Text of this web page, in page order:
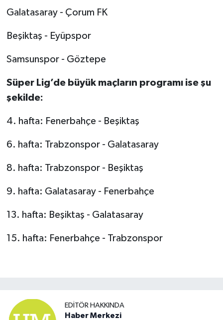
Galatasaray - Çorum FK
Beşiktaş - Eyüpspor
Samsunspor - Göztepe
Süper Lig’de büyük maçların programı ise şu
şekilde:
4. hafta: Fenerbahçe - Beşiktaş
6. hafta: Trabzonspor - Galatasaray
8. hafta: Trabzonspor - Beşiktaş
9. hafta: Galatasaray - Fenerbahçe
13. hafta: Beşiktaş - Galatasaray
15. hafta: Fenerbahçe - Trabzonspor
EDITÖR HAKKINDA
Haber Merkezi